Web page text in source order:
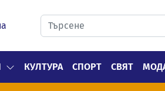
КУЛТУРА СПОРТ СВЯТ